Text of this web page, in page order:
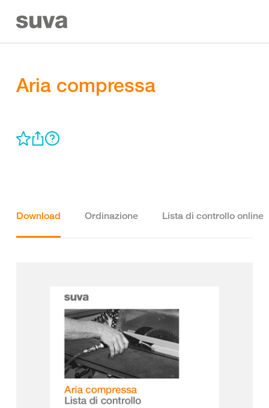
Aria compressa
Download Ordinazione Lista di controllo online